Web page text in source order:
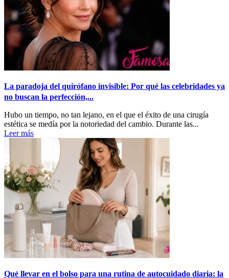
La paradoja del quirófano invisible: Por qué las celebridades ya
no buscan la perfección,...
Hubo un tiempo, no tan lejano, en el que el éxito de una cirugía
estética se medía por la notoriedad del cambio. Durante las...
Leer más
Qué llevar en el bolso para una rutina de autocuidado diaria: la